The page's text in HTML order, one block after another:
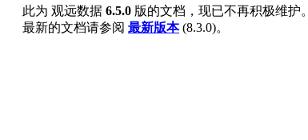
此为 观远数据 6.5.0 版的文档，现已不再积极维护。
最新的文档请参阅 最新版本(8.3.0)。